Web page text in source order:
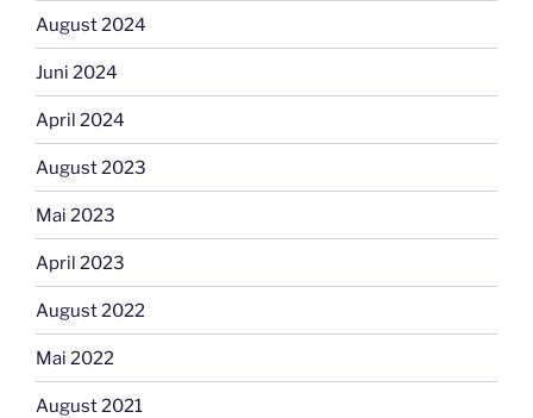
August 2024
Juni 2024
April 2024
August 2023
Mai 2023
April 2023
August 2022
Mai 2022
August 2021